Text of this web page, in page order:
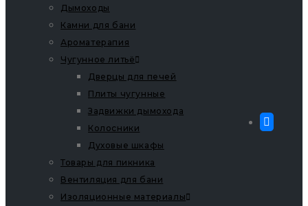
Дымоходы
Камни для бани
Ароматерапия
Чугунное литьё
Дверцы для печей
Плиты чугунные
Задвижки дымохода
Колосники
Духовые шкафы
Товары для пикника
Вентиляция для бани
Изоляционные материалы